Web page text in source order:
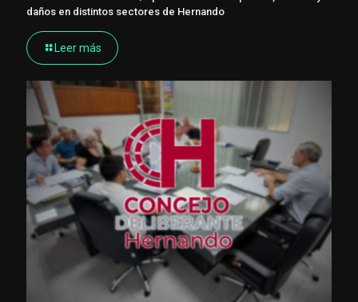
daños en distintos sectores de Hernando
Leer más